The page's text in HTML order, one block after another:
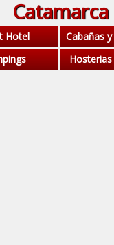
Catamarca
Hotel Cabañas